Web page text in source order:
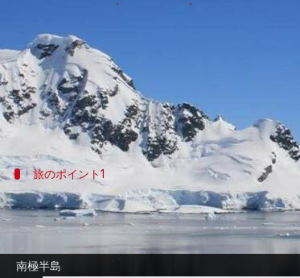
南極半島
どんな話なの
南極半島は、南極大陸で最もアクセス
河、豊かな野生動物で知られており、
旅のポイント1
レマイア水道を巡る旅
レマイア水道は、その静かな水面と写真
できます。穏やかな海面を進む船から